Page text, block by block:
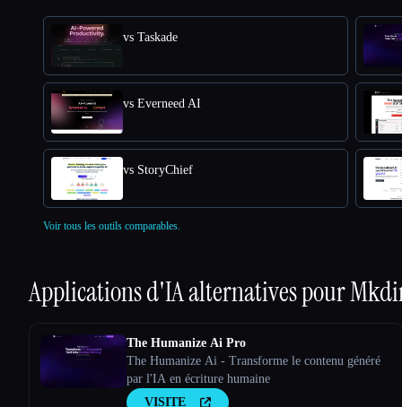
vs Taskade
vs Everneed AI
vs StoryChief
Voir tous les outils comparables.
Applications d'IA alternatives pour
The Humanize Ai Pro
The Humanize Ai - Transforme le contenu généré
par l'IA en écriture humaine
VISITE